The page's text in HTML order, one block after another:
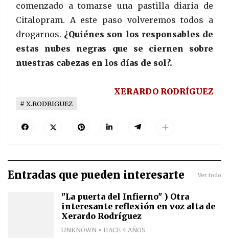
comenzado a tomarse una pastilla diaria de
Citalopram. A este paso volveremos todos a
drogarnos. ¿Quiénes son los responsables de
estas nubes negras que se ciernen sobre
nuestras cabezas en los días de sol?.
XERARDO RODRÍGUEZ
X.RODRIGUEZ
Entradas que pueden interesarte Ver todo
"La puerta del Infierno" ) Otra
interesante reflexión en voz alta de
Xerardo Rodríguez
UNKNOWN HACE 4 AÑOS